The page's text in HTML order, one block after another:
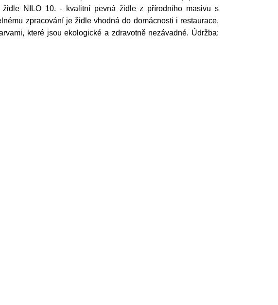
NILO 10. - kvalitní pevná židle z přírodního masivu s
zpracování je židle vhodná do domácnosti i restaurace,
které jsou ekologické a zdravotně nezávadné. Údržba: